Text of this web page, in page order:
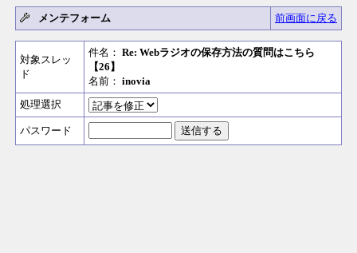
メンテフォーム 前画面に戻る
対象スレッ
ド
件名： Re: Webラジオの保存方法の質問はこちら
【26】
名前： inovia
処理選択
パスワード